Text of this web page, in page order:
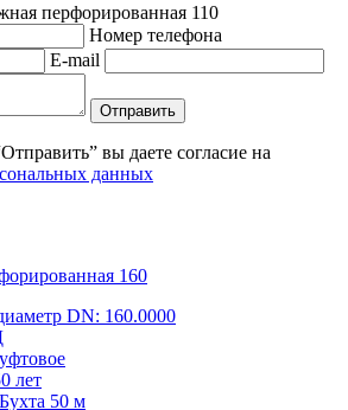
перфорированная 110
Номер телефона
E-mail
Отправить
вы даете согласие на
данных
160
DN: 160.0000
лет
Бухта 50 м